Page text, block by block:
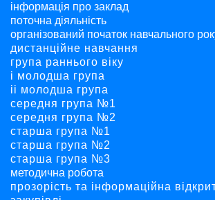
інформація про заклад
поточна діяльність
організований початок навчального
дистанційне навчання
група раннього віку
і молодша група
ii молодша група
середня група №1
середня група №2
старша група №1
старша група №2
старша група №3
методична робота
прозорість та інформаційна